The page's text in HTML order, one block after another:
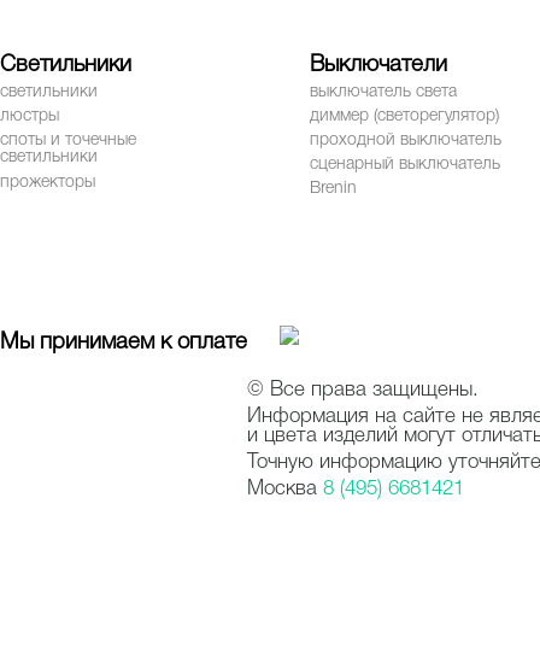
Светильники
светильники
люстры
споты и точечные
светильники
прожекторы
Выключатели
выключатель света
диммер (светорегулятор)
проходной выключатель
сценарный выключатель
Brenin
Мы принимаем к оплате
© Все права защищены.
Информация на сайте не
и цвета изделий могут
Точную информацию
Москва 8 (495) 6681421